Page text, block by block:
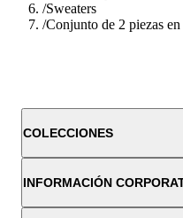
/Sweaters
/Conjunto de 2 piezas
COLECCIONES
INFORMACIÓN